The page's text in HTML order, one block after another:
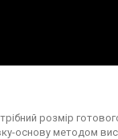
розмір
основу методом